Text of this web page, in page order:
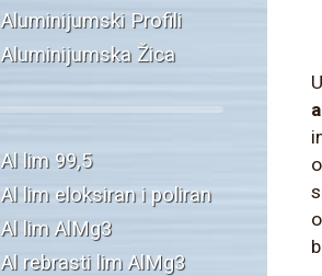
Aluminijumski Profili
Aluminijumska Žica
Al lim 99,5
Al lim eloksiran i poliran
Al lim AlMg3
Al rebrasti lim AlMg3